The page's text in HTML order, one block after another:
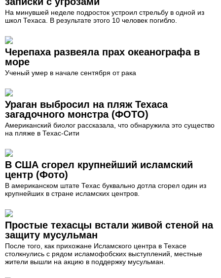
На минувшей неделе подросток устроил стрельбу в одной из
школ Техаса. В результате этого 10 человек погибло.
Черепаха развеяла прах океанографа в
море
Ученый умер в начале сентября от рака
Ураган выбросил на пляж Техаса
загадочного монстра (ФОТО)
Американский биолог рассказала, что обнаружила это существо
на пляже в Техас-Сити
В США сгорел крупнейший исламский
центр (Фото)
В американском штате Техас буквально дотла сгорел один из
крупнейших в стране исламских центров.
Простые техасцы встали живой стеной на
защиту мусульман
После того, как прихожане Исламского центра в Техасе
столкнулись с рядом исламофобских выступлений, местные
жители вышли на акцию в поддержку мусульман.